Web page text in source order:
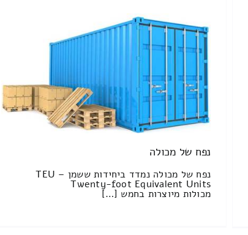
נפח של מכולה
נפח של מכולה נמדד ביחידות ששמן TEU –
Twenty-foot Equivalent Units
מכולות מיוצרות בחמש […]